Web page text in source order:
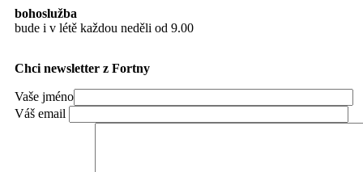
bohoslužba
bude i v létě každou neděli od 9.00
Chci newsletter z Fortny
Vaše jméno
Váš email